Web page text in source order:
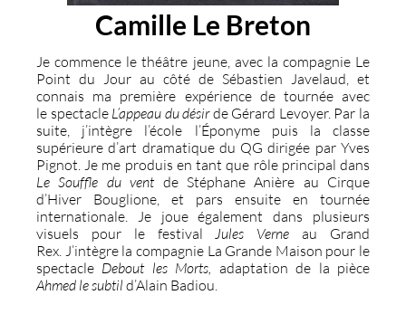
Camille Le Breton
Je commence le théâtre jeune, avec la compagnie Le
Point du Jour au côté de Sébastien Javelaud, et
connais ma première expérience de tournée avec
le spectacle L’appeau du désirde Gérard Levoyer. Par la
suite, j’intègre l’école l’Éponyme puis la classe
supérieure d’art dramatique du QG dirigée par Yves
Pignot. Je me produis en tant que rôle principal dans
Le Souffle du vent de Stéphane Anière au Cirque
d’Hiver Bouglione, et pars ensuite en tournée
internationale. Je joue également dans plusieurs
visuels pour le festivalJules Verne au Grand
Rex. J’intègre la compagnie La Grande Maison pour le
spectacle Debout les Morts, adaptation de la pièce
Ahmed le subtil d’Alain Badiou.